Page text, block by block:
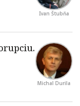
Ivan Štubňa
Michal Durila